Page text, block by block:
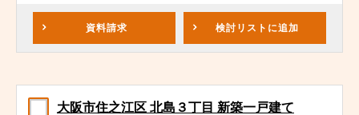
資料請求 検討リスト に追加
大阪市住之江区 北島３丁目 新築一戸建て